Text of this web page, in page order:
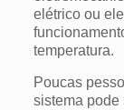
elétrico ou
temperatura.
Poucas
sistema pode